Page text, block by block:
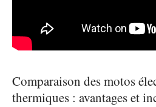
Comparaison des motos
thermiques : avantages et